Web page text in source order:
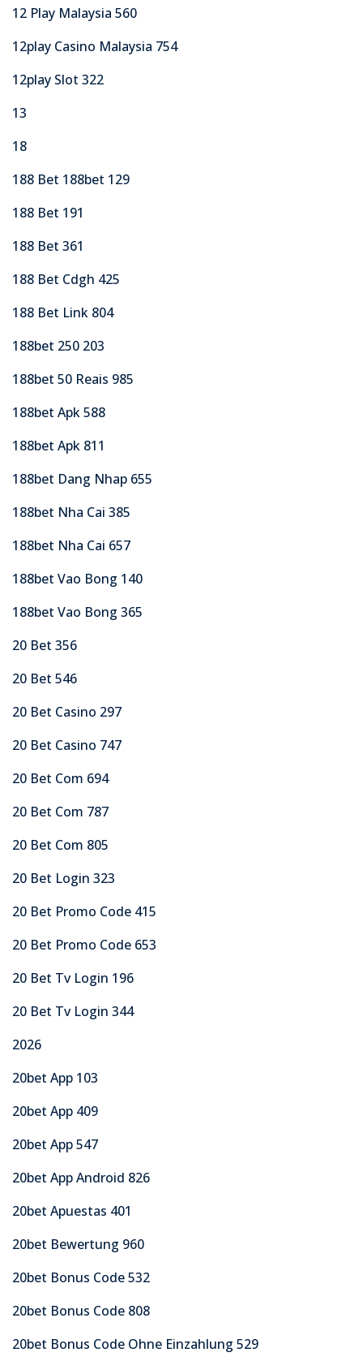
12 Play Malaysia 560
12play Casino Malaysia 754
12play Slot 322
13
18
188 Bet 188bet 129
188 Bet 191
188 Bet 361
188 Bet Cdgh 425
188 Bet Link 804
188bet 250 203
188bet 50 Reais 985
188bet Apk 588
188bet Apk 811
188bet Dang Nhap 655
188bet Nha Cai 385
188bet Nha Cai 657
188bet Vao Bong 140
188bet Vao Bong 365
20 Bet 356
20 Bet 546
20 Bet Casino 297
20 Bet Casino 747
20 Bet Com 694
20 Bet Com 787
20 Bet Com 805
20 Bet Login 323
20 Bet Promo Code 415
20 Bet Promo Code 653
20 Bet Tv Login 196
20 Bet Tv Login 344
2026
20bet App 103
20bet App 409
20bet App 547
20bet App Android 826
20bet Apuestas 401
20bet Bewertung 960
20bet Bonus Code 532
20bet Bonus Code 808
20bet Bonus Code Ohne Einzahlung 529